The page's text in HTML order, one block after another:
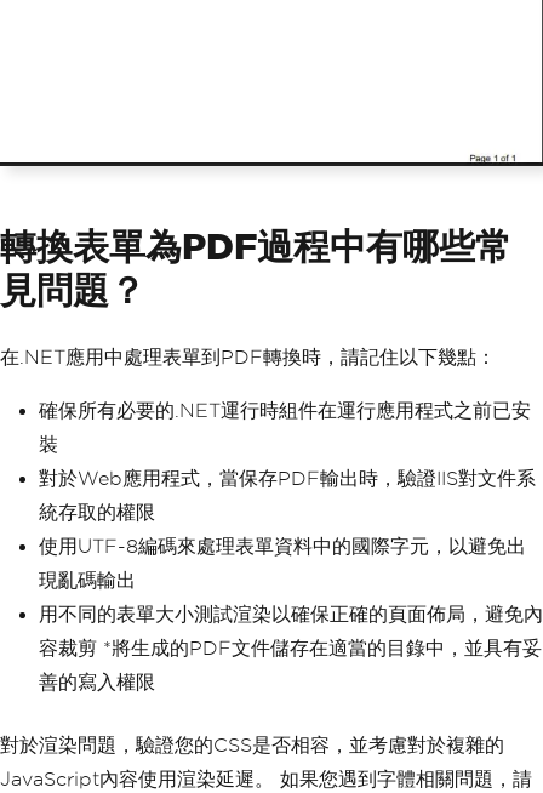
轉換表單為PDF過程中有哪些常
見問題？
在.NET應用中處理表單到PDF轉換時，請記住以下幾點：
確保所有必要的.NET運行時組件在運行應用程式之前已安
裝
對於Web應用程式，當保存PDF輸出時，驗證IIS對文件系
統存取的權限
使用UTF-8編碼來處理表單資料中的國際字元，以避免出
現亂碼輸出
用不同的表單大小測試渲染以確保正確的頁面佈局，避免內
容裁剪 *將生成的PDF文件儲存在適當的目錄中，並具有妥
善的寫入權限
對於渲染問題，驗證您的CSS是否相容，並考慮對於複雜的
JavaScript內容使用渲染延遲。 如果您遇到字體相關問題，請